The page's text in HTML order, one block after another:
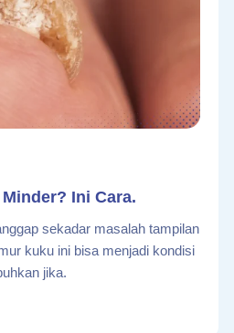
Ini Cara.
sekadar masalah tampilan
kuku ini bisa menjadi kondisi
jika.